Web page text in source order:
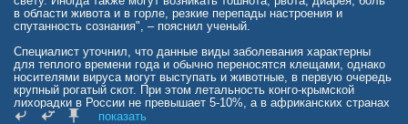
в области живота и в горле, резкие перепады настроения и
спутанность сознания", – пояснил ученый.
Специалист уточнил, что данные виды заболевания характерны
для теплого времени года и обычно переносятся клещами, однако
носителями вируса могут выступать и животные, в первую очередь
крупный рогатый скот. При этом летальность конго-крымской
лихорадки в России не превышает 5-10%, а в африканских странах
достигает 40%. показать